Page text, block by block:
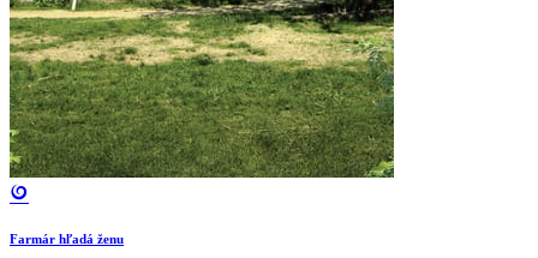
Farmár hľadá ženu